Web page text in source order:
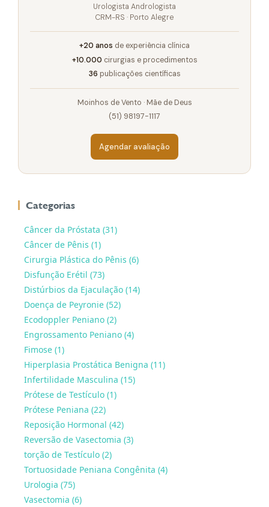
Urologista Andrologista
CRM-RS · Porto Alegre
+20 anos de experiência clínica
+10.000 cirurgias e procedimentos
36 publicações científicas
Moinhos de Vento · Mãe de Deus
(51) 98197-1117
Agendar avaliação
Categorias
Câncer da Próstata (31)
Câncer de Pênis (1)
Cirurgia Plástica do Pênis (6)
Disfunção Erétil (73)
Distúrbios da Ejaculação (14)
Doença de Peyronie (52)
Ecodoppler Peniano (2)
Engrossamento Peniano (4)
Fimose (1)
Hiperplasia Prostática Benigna (11)
Infertilidade Masculina (15)
Prótese de Testículo (1)
Prótese Peniana (22)
Reposição Hormonal (42)
Reversão de Vasectomia (3)
torção de Testículo (2)
Tortuosidade Peniana Congênita (4)
Urologia (75)
Vasectomia (6)